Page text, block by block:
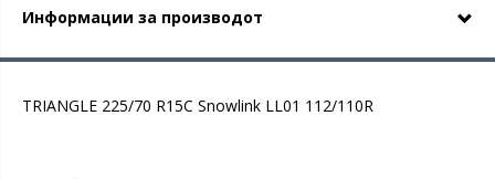
Информации за производот
TRIANGLE 225/70 R15C Snowlink LL01 112/110R